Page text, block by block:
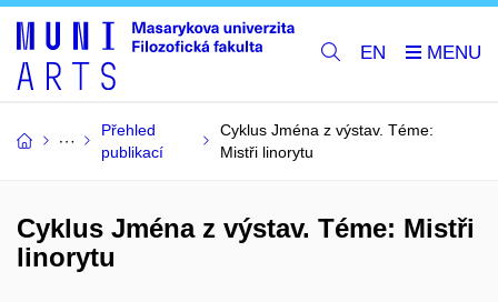
EN
Přehled
publikací
Cyklus Jména z výstav. Téme:
Mistři linorytu
Cyklus Jména z výstav. Téme: Mistři
linorytu